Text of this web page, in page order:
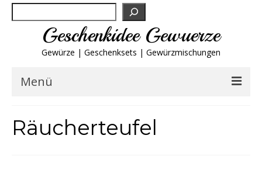
Geschenkidee Gewuerze
Gewürze | Geschenksets | Gewürzmischungen
Menü
Räucherteufel